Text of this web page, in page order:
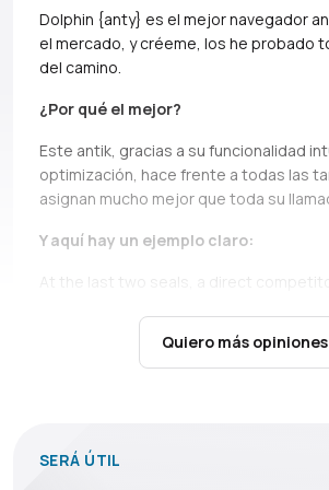
Quiero más opiniones
Dolphin {anty} es el mejor navegador
el mercado, y créeme, los he probado
del camino.
¿Por qué el mejor?
Este antik, gracias a su funcionalidad
optimización, hace frente a todas las
asignan mucho mejor que toda su
Y aquí hay un ejemplo claro:
At the last two seals, a direct
It’s not only about high load
there are cases when you just can’t
es simplemente indispensable:
SERÁ ÚTIL